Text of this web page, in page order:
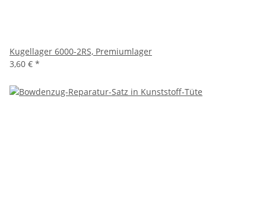
Kugellager 6000-2RS, Premiumlager
3,60 € *